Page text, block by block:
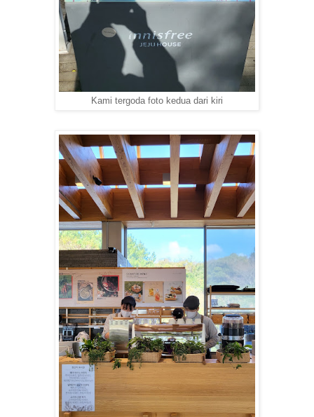
Kami tergoda foto kedua dari kiri